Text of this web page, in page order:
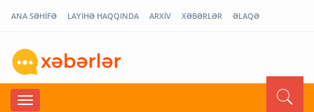
ANA SƏHİFƏ LAYİHƏ HAQQINDA ARXİV XƏBƏRLƏR ƏLAQƏ